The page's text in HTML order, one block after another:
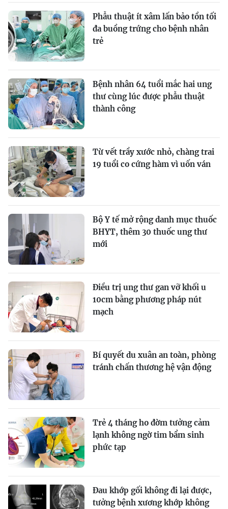
Phẫu thuật ít xâm lấn bảo tồn tối
đa buồng trứng cho bệnh nhân
trẻ
Bệnh nhân 64 tuổi mắc hai ung
thư cùng lúc được phẫu thuật
thành công
Từ vết trầy xước nhỏ, chàng trai
19 tuổi co cứng hàm vì uốn ván
Bộ Y tế mở rộng danh mục thuốc
BHYT, thêm 30 thuốc ung thư
mới
Điều trị ung thư gan vỡ khối u
10cm bằng phương pháp nút
mạch
Bí quyết du xuân an toàn, phòng
tránh chấn thương hệ vận động
Trẻ 4 tháng ho đờm tưởng cảm
lạnh không ngờ tim bẩm sinh
phức tạp
Đau khớp gối không đi lại được,
tưởng bệnh xương khớp không